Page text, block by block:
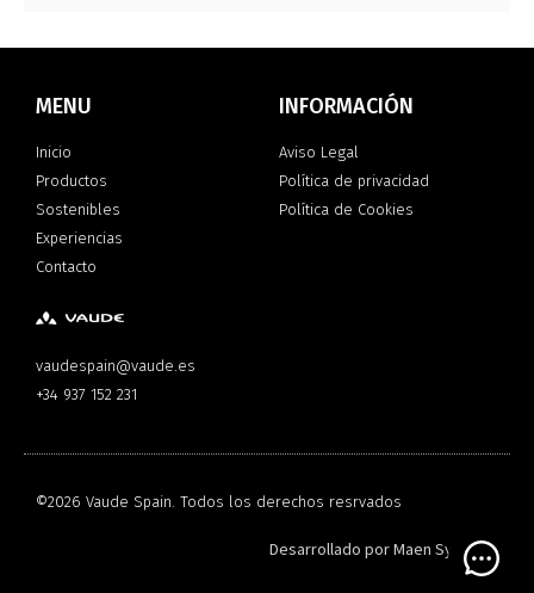
MENU
Inicio
Productos
Sostenibles
Experiencias
Contacto
INFORMACIÓN
Aviso Legal
Política de privacidad
Política de Cookies
vaudespain@vaude.es
+34 937 152 231
©2026 Vaude Spain. Todos los derechos resrvados
Desarrollado porMaen Systems
Open